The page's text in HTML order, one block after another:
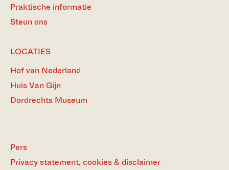
Praktische informatie
Steun ons
LOCATIES
Hof van Nederland
Huis Van Gijn
Dordrechts Museum
Pers
Privacy statement, cookies & disclaimer